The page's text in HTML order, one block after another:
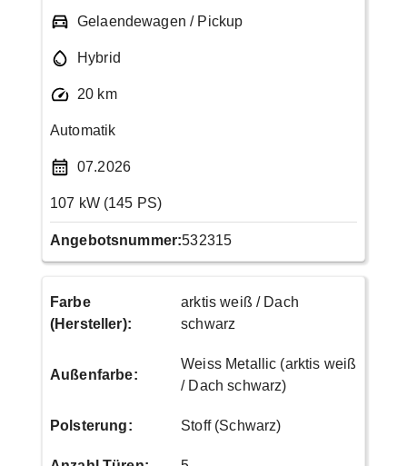
Gelaendewagen / Pickup
Hybrid
20 km
Automatik
07.2026
107 kW (145 PS)
Angebotsnummer:532315
Farbe
(Hersteller):
arktis weiß / Dach
schwarz
Außenfarbe:
Weiss Metallic (arktis weiß
/ Dach schwarz)
Polsterung: Stoff (Schwarz)